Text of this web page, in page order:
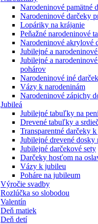
Narodeninové pamätné
Narodeninové darčeky
Lopáriky na krájanie
Peňažné narodeninové
Narodeninové akrylové
Jubilejné a
Jubilejné a
pohárov
Narodeninové iné
Vázy k narodeninám
Narodeninové zápichy
Jubileá
Jubilejné tabuľky na
Drevené tabuľky a
Transparentné darčeky
Jubilejné drevené dosky
Jubilejné darčekové sety
Darčeky hosťom na
Vázy k jubileu
Poháre na jubileum
Výročie svadby
Rozlúčka so slobodou
Valentín
Deň matiek
Deň detí